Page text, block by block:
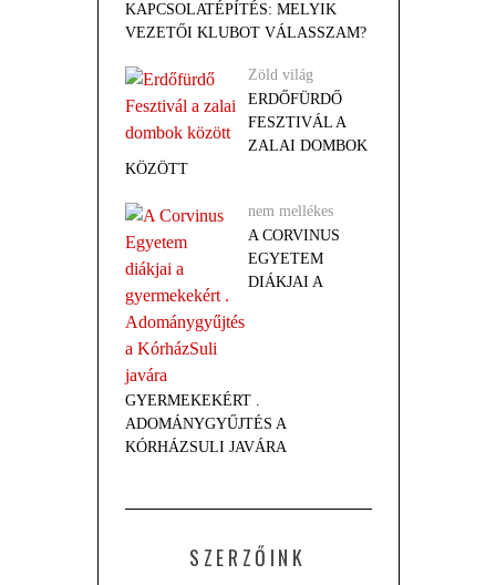
KAPCSOLATÉPÍTÉS: MELYIK
VEZETŐI KLUBOT VÁLASSZAM?
Zöld világ
ERDŐFÜRDŐ
FESZTIVÁL A
ZALAI DOMBOK
KÖZÖTT
nem mellékes
A CORVINUS
EGYETEM
DIÁKJAI A
GYERMEKEKÉRT .
ADOMÁNYGYŰJTÉS A
KÓRHÁZSULI JAVÁRA
SZERZŐINK